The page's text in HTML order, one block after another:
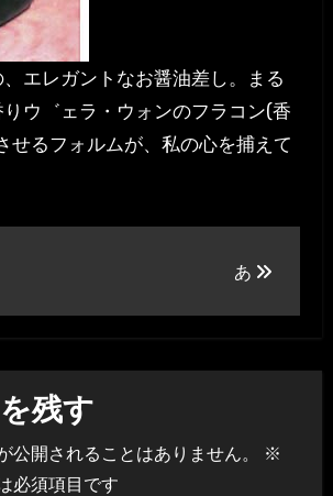
エレガントなお醤油差し。まる
ウ゛ェラ・ウォンのフラコン(香
せるフォルムが、私の心を捕えて
あ
残す
公開されることはありません。
※
必須項目です